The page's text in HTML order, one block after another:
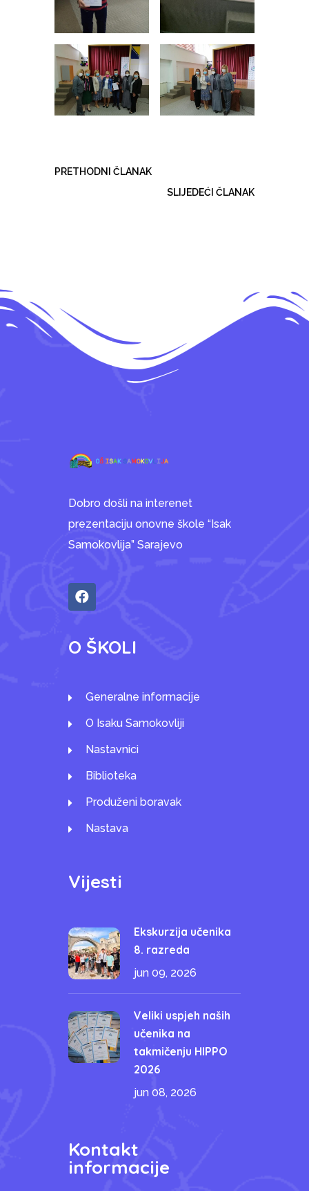
PRETHODNI ČLANAK
SLIJEDEĆI ČLANAK
Dobro došli na interenet
prezentaciju onovne škole “Isak
Samokovlija” Sarajevo
O ŠKOLI
Generalne informacije
O Isaku Samokovliji
Nastavnici
Biblioteka
Produženi boravak
Nastava
Vijesti
Ekskurzija učenika
8. razreda
jun 09, 2026
Veliki uspjeh naših
učenika na
takmičenju HIPPO
2026
jun 08, 2026
Kontakt
informacije